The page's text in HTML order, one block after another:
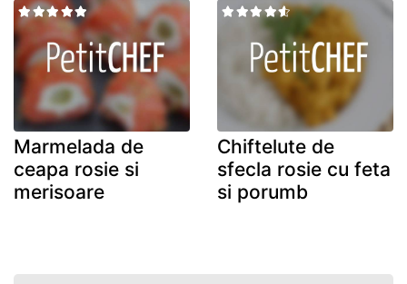
Marmelada de
ceapa rosie si
merisoare
Chiftelute de
sfecla rosie cu feta
si porumb